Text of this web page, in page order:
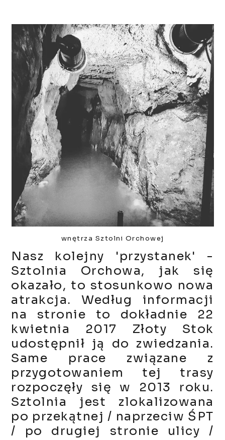
wnętrza Sztolni Orchowej
Nasz kolejny 'przystanek' -
Sztolnia Orchowa, jak się
okazało, to stosunkowo nowa
atrakcja. Według informacji
na stronie to dokładnie 22
kwietnia 2017 Złoty Stok
udostępnił ją do zwiedzania.
Same prace związane z
przygotowaniem tej trasy
rozpoczęły się w 2013 roku.
Sztolnia jest zlokalizowana
po przekątnej / naprzeciw ŚPT
/ po drugiej stronie ulicy /